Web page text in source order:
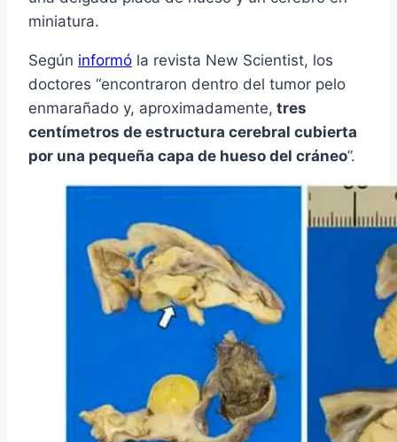
miniatura.
Según informó la revista New Scientist, los
doctores “encontraron dentro del tumor pelo
enmarañado y, aproximadamente, tres
centímetros de estructura cerebral cubierta
por una pequeña capa de hueso del cráneo”.